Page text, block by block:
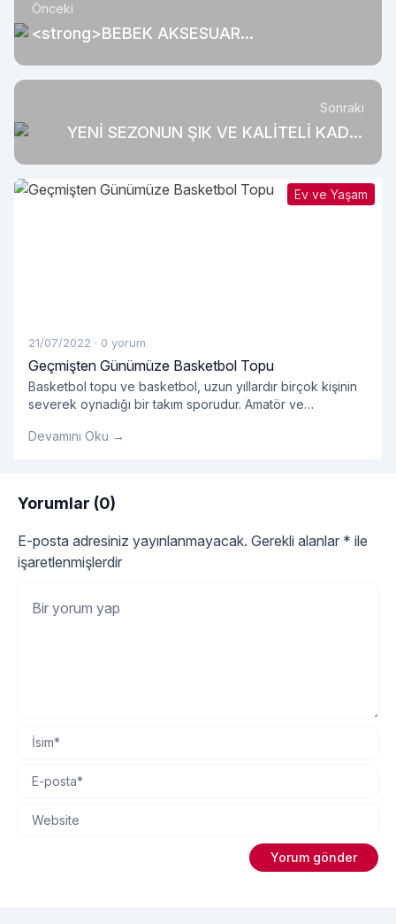
Önceki
<strong>BEBEK AKSESUAR
TERCİH EDİN!</strong>
Sonraki
YENİ SEZONUN ŞIK VE KALİTELİ KADIN
Ev ve Yaşam
21/07/2022 · 0 yorum
Geçmişten Günümüze Basketbol Topu
Basketbol topu ve basketbol, ​​uzun yıllardır birçok kişinin
severek oynadığı bir takım sporudur. Amatör ve
basket çok önemlidir.
Devamını Oku →
Yorumlar (0)
E-posta adresiniz yayınlanmayacak. Gerekli alanlar * ile
işaretlenmişlerdir